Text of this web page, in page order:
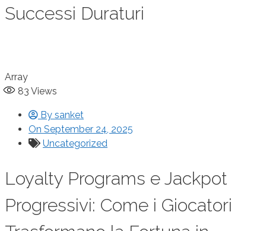
Successi Duraturi
Array
83 Views
By sanket
On September 24, 2025
Uncategorized
Loyalty Programs e Jackpot
Progressivi: Come i Giocatori